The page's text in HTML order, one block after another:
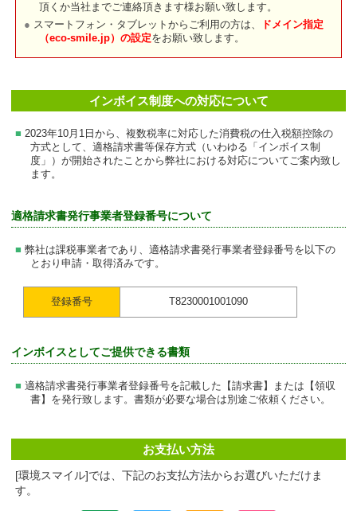
頂くか当社までご連絡頂きます様お願い致します。
スマートフォン・タブレットからご利用の方は、
ドメイン指定
（eco-smile.jp）の設定をお願い致します。
インボイス制度への対応について
2023年10月1日から、複数税率に対応した消費税の仕入税額控除の
方式として、適格請求書等保存方式（いわゆる「インボイス制
度」）が開始されたことから弊社における対応についてご案内致し
ます。
適格請求書発行事業者登録番号について
弊社は課税事業者であり、適格請求書発行事業者登録番号を以下の
とおり申請・取得済みです。
登録番号 T8230001001090
インボイスとしてご提供できる書類
適格請求書発行事業者登録番号を記載した【請求書】または【領収
書】を発行致します。書類が必要な場合は別途ご依頼ください。
お支払い方法
[環境スマイル]では、下記のお支払方法からお選びいただけま
す。